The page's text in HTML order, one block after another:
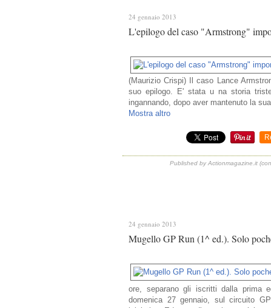
24 gennaio 2013
L'epilogo del caso "Armstrong"
(Maurizio Crispi) Il caso Lance
suo epilogo. E' stata u na storia
ingannando, dopo aver mantenuto la
Mostra altro
Published by Actionmagazine.it
24 gennaio 2013
Mugello GP Run (1^ ed.). Solo
ore, separano gli iscritti dalla prima
domenica 27 gennaio, sul circuito